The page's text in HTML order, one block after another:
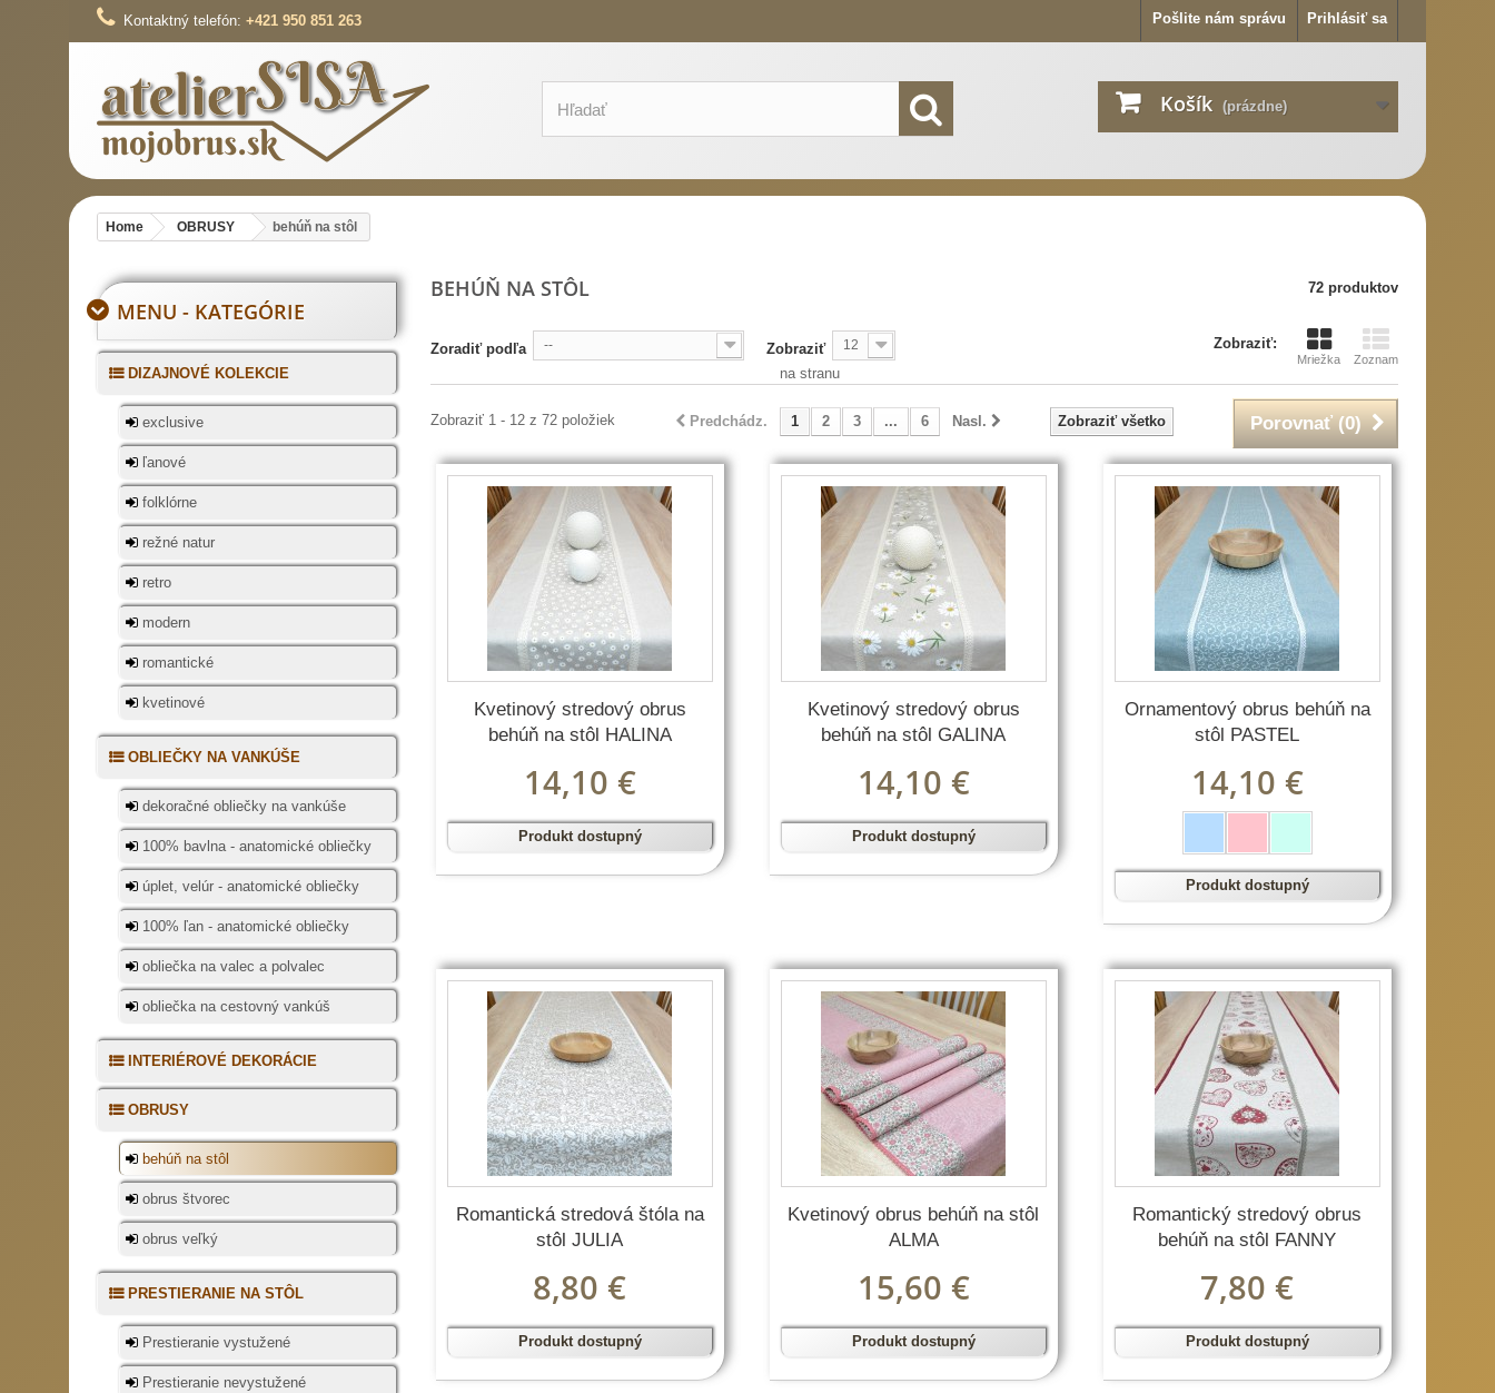
Prihlásiť sa
Pošlite nám správu
Kontaktný telefón: +421 950 851 263
Košík (prázdne)
Home OBRUSY behúň na stôl
MENU - KATEGÓRIE
DIZAJNOVÉ KOLEKCIE
exclusive
ľanové
folklórne
režné natur
retro
modern
romantické
kvetinové
OBLIEČKY NA VANKÚŠE
dekoračné obliečky na vankúše
100% bavlna - anatomické obliečky
úplet, velúr - anatomické obliečky
100% ľan - anatomické obliečky
obliečka na valec a polvalec
obliečka na cestovný vankúš
INTERIÉROVÉ DEKORÁCIE
OBRUSY
behúň na stôl
obrus štvorec
obrus veľký
PRESTIERANIE NA STÔL
Prestieranie vystužené
Prestieranie nevystužené
BEHÚŇ NA STÔL 72 produktov
Zobraziť:
Mriežka Zoznam
Zoradiť podľa -- Zobraziť 12
na stranu
Porovnať (0)
Zobraziť všetko
Predchádz. 1 2 3 ... 6 Nasl.
Zobraziť 1 - 12 z 72 položiek
Kvetinový stredový obrus
behúň na stôl HALINA
14,10 €
Produkt dostupný
Kvetinový stredový obrus
behúň na stôl GALINA
14,10 €
Produkt dostupný
Ornamentový obrus behúň na
stôl PASTEL
14,10 €
Produkt dostupný
Romantická stredová štóla na
stôl JULIA
8,80 €
Produkt dostupný
Kvetinový obrus behúň na stôl
ALMA
15,60 €
Produkt dostupný
Romantický stredový obrus
behúň na stôl FANNY
7,80 €
Produkt dostupný